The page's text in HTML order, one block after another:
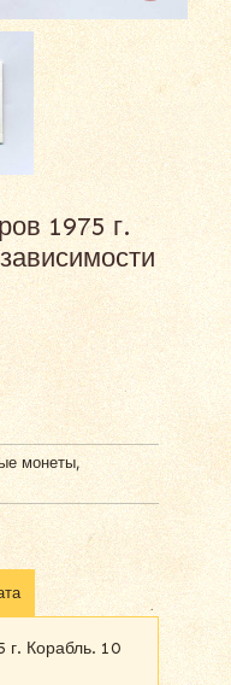
1975 г.
монеты,
г. Корабль. 10